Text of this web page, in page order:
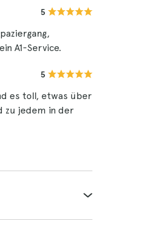
5
A1-Service.
5
es toll, etwas über
zu jedem in der